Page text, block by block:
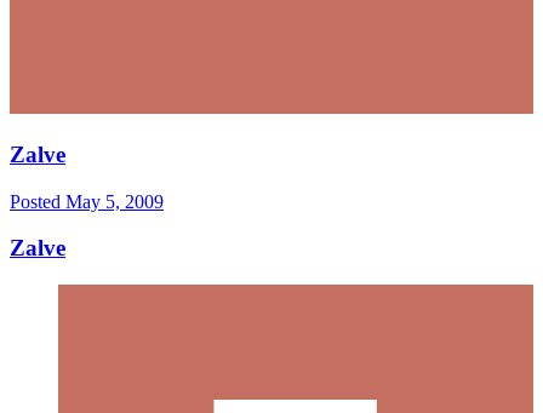
Zalve
Posted May 5, 2009
Zalve